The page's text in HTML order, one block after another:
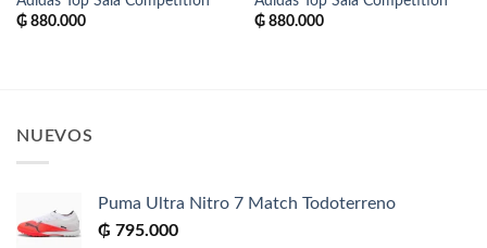
₲880.000
₲880.000
NUEVOS
Puma Ultra Nitro 7 Match Todoterreno
₲ 795.000